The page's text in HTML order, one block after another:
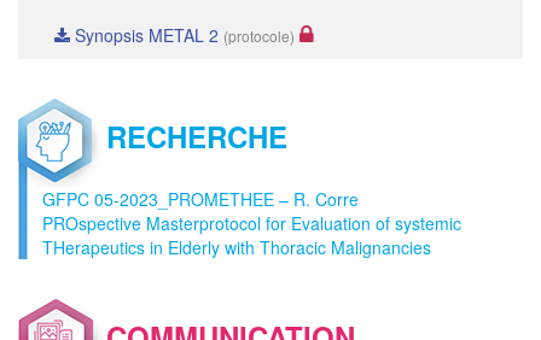
Synopsis METAL 2 (protocole)
RECHERCHE
GFPC 05-2023_PROMETHEE – R. Corre
PROspective Masterprotocol for Evaluation of systemic
THerapeutics in Elderly with Thoracic Malignancies